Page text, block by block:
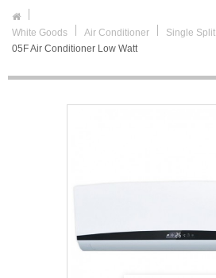
White Goods Air Conditioner Single Split
05F Air Conditioner Low Watt